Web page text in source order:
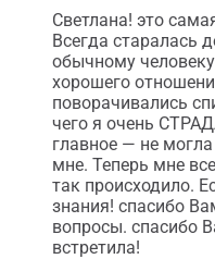
Светлана! это
Всегда старалась
обычному
хорошего
поворачивались
чего я очень
главное — не
мне. Теперь мне
так происходило.
знания! спасибо
вопросы. спасибо
встретила!